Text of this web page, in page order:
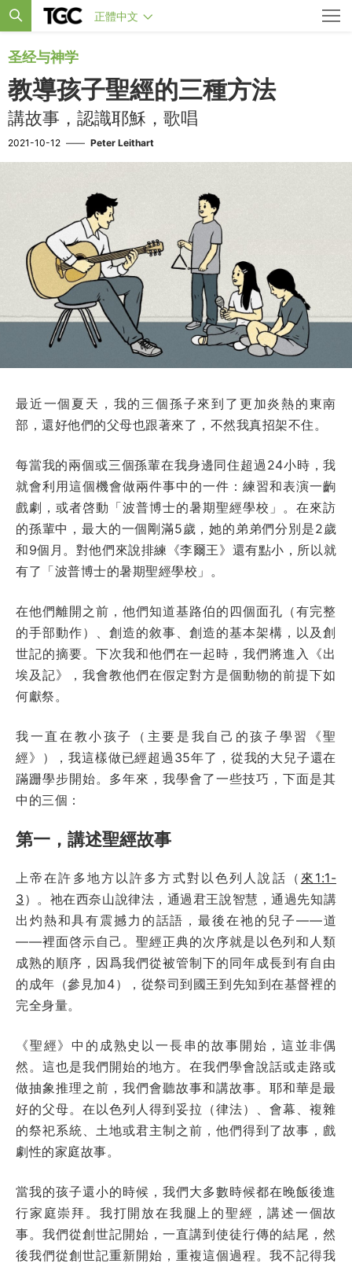
正體中文
圣经与神学
教導孩子聖經的三種方法
講故事，認識耶穌，歌唱
2021-10-12 —— Peter Leithart
最近一個夏天，我的三個孫子來到了更加炎熱的東南
部，還好他們的父母也跟著來了，不然我真招架不住。
每當我的兩個或三個孫輩在我身邊同住超過24小時，我
就會利用這個機會做兩件事中的一件：練習和表演一齣
戲劇，或者啓動「波普博士的暑期聖經學校」。在來訪
的孫輩中，最大的一個剛滿5歲，她的弟弟們分別是2歲
和9個月。對他們來說排練《李爾王》還有點小，所以就
有了「波普博士的暑期聖經學校」。
在他們離開之前，他們知道基路伯的四個面孔（有完整
的手部動作）、創造的敘事、創造的基本架構，以及創
世記的摘要。下次我和他們在一起時，我們將進入《出
埃及記》，我會教他們在假定對方是個動物的前提下如
何獻祭。
我一直在教小孩子（主要是我自己的孩子學習《聖
經》），我這樣做已經超過35年了，從我的大兒子還在
蹣跚學步開始。多年來，我學會了一些技巧，下面是其
中的三個：
第一，講述聖經故事
上帝在許多地方以許多方式對以色列人說話（ 來1:1-
3 ）。祂在西奈山說律法，通過君王說智慧，通過先知講
出灼熱和具有震撼力的話語，最後在祂的兒子——道
——裡面啓示自己。聖經正典的次序就是以色列和人類
成熟的順序，因爲我們從被管制下的同年成長到有自由
的成年（參見加4），從祭司到國王到先知到在基督裡的
完全身量。
《聖經》中的成熟史以一長串的故事開始，這並非偶
然。這也是我們開始的地方。在我們學會說話或走路或
做抽象推理之前，我們會聽故事和講故事。耶和華是最
好的父母。在以色列人得到妥拉（律法）、會幕、複雜
的祭祀系統、土地或君主制之前，他們得到了故事，戲
劇性的家庭故事。
當我的孩子還小的時候，我們大多數時候都在晚飯後進
行家庭崇拜。我打開放在我腿上的聖經，講述一個故
事。我們從創世記開始，一直講到使徒行傳的結尾，然
後我們從創世記重新開始，重複這個過程。我不記得我